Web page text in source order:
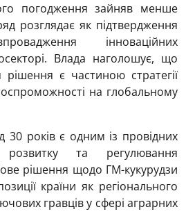
погодження зайняв менше
розглядає як підтвердження
інноваційних
Влада наголошує, що
рішення є частиною стратегії
на глобальному
років є одним із провідних
розвитку та регулювання
рішення щодо ГМ-кукурудзи
країни як регіонального
гравців у сфері аграрних